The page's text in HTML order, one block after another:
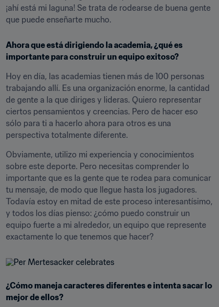
¡ahí está mi laguna! Se trata de rodearse de buena gente
que puede enseñarte mucho.
Ahora que está dirigiendo la academia, ¿qué es
importante para construir un equipo exitoso?
Hoy en día, las academias tienen más de 100 personas
trabajando allí. Es una organización enorme, la cantidad
de gente a la que diriges y lideras. Quiero representar
ciertos pensamientos y creencias. Pero de hacer eso
sólo para ti a hacerlo ahora para otros es una
perspectiva totalmente diferente.
Obviamente, utilizo mi experiencia y conocimientos
sobre este deporte. Pero necesitas comprender lo
importante que es la gente que te rodea para comunicar
tu mensaje, de modo que llegue hasta los jugadores.
Todavía estoy en mitad de este proceso interesantísimo,
y todos los días pienso: ¿cómo puedo construir un
equipo fuerte a mi alrededor, un equipo que represente
exactamente lo que tenemos que hacer?
¿Cómo maneja caracteres diferentes e intenta sacar lo
mejor de ellos?